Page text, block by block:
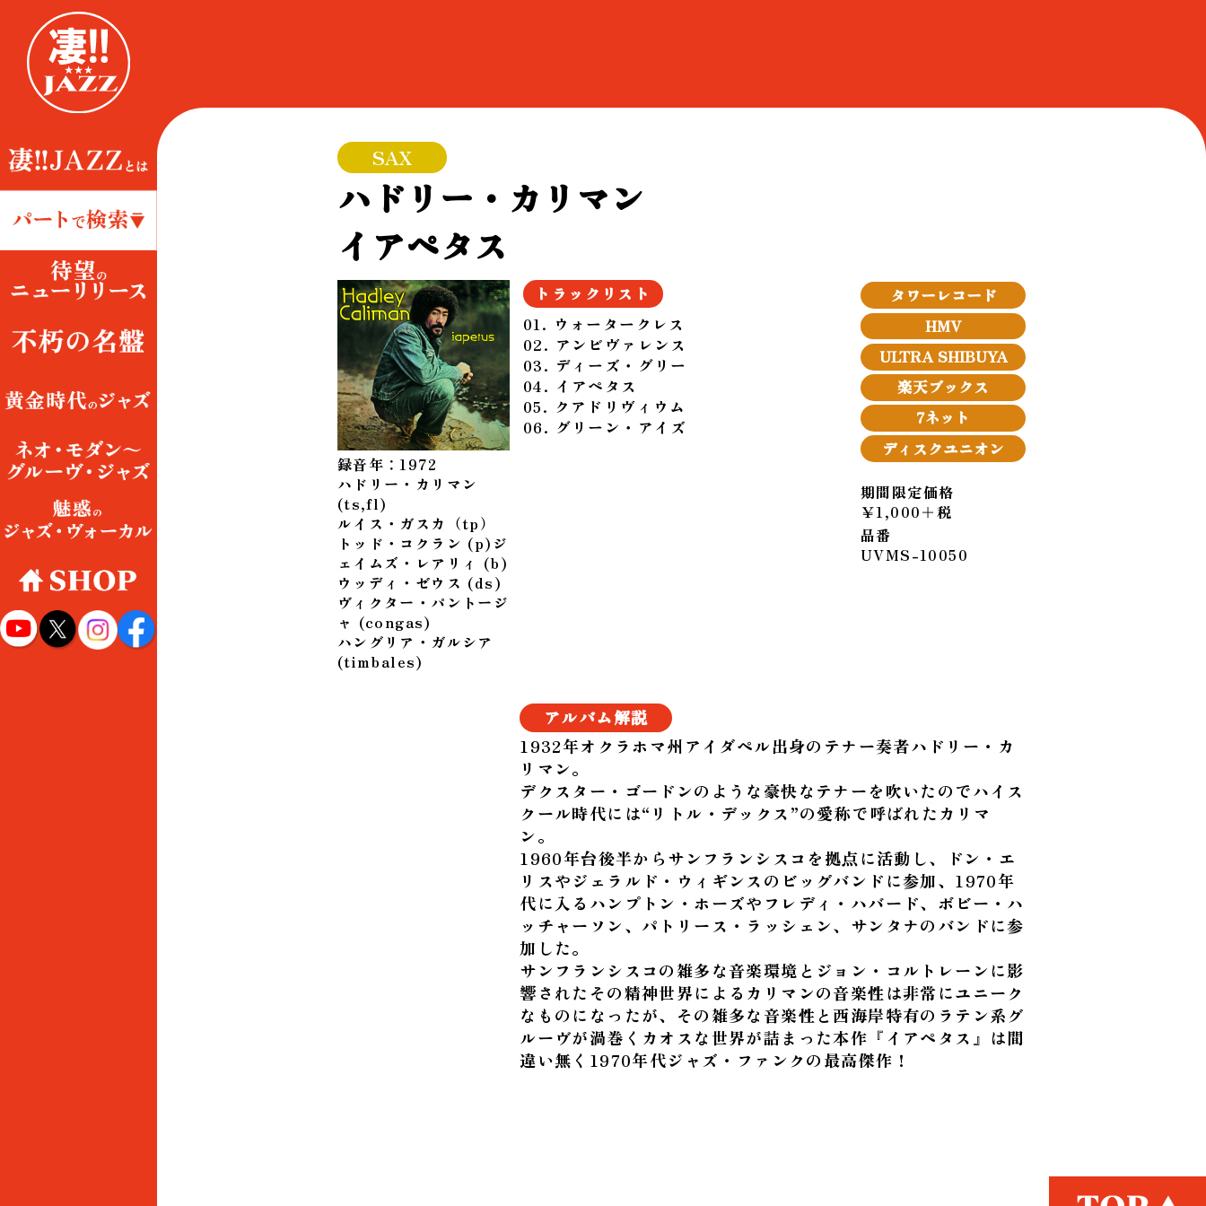
SAX
ハドリー・カリマン
イアペタス
録音年：1972
ハドリー・カリマン
(ts,fl)
ルイス・ガスカ（tp）
トッド・コクラン (p)ジ
ェイムズ・レアリィ (b)
ウッディ・ゼウス (ds)
ヴィクター・パントージ
ャ (congas)
ハングリア・ガルシア
(timbales)
トラックリスト
01. ウォータークレス
02. アンビヴァレンス
03. ディーズ・グリー
04. イアペタス
05. クアドリヴィウム
06. グリーン・アイズ
タワーレコード
HMV
ULTRA SHIBUYA
楽天ブックス
7ネット
ディスクユニオン
期間限定価格
￥1,000＋税
品番
UVMS-10050
アルバム解説
1932年オクラホマ州アイダペル出身のテナー奏者ハドリー・カ
リマン。
デクスター・ゴードンのような豪快なテナーを吹いたのでハイス
クール時代には“リトル・デックス”の愛称で呼ばれたカリマ
ン。
1960年台後半からサンフランシスコを拠点に活動し、ドン・エ
リスやジェラルド・ウィギンスのビッグバンドに参加、1970年
代に入るハンプトン・ホーズやフレディ・ハバード、ボビー・ハ
ッチャーソン、パトリース・ラッシェン、サンタナのバンドに参
加した。
サンフランシスコの雑多な音楽環境とジョン・コルトレーンに影
響されたその精神世界によるカリマンの音楽性は非常にユニーク
なものになったが、その雑多な音楽性と西海岸特有のラテン系グ
ルーヴが渦巻くカオスな世界が詰まった本作『イアペタス』は間
違い無く1970年代ジャズ・ファンクの最高傑作！